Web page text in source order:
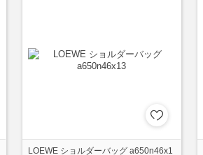
LOEWE ショルダーバッグ a650n46x1